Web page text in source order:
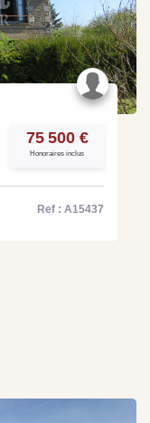
75 500 €
Honoraires inclus
Ref : A15437